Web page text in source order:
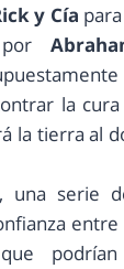
y Cía
por
la
la tierra al
una serie